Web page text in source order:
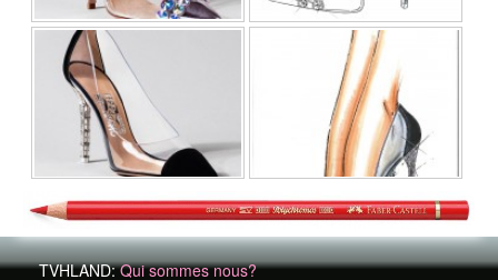
TVHLAND:Qui sommes nous?